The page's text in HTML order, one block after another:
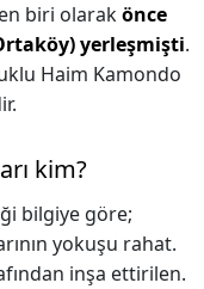
biri olarakönce
yerleşmişti.
Haim Kamondo
kim?
bilgiye göre;
yokuşu rahat.
inşa ettirilen.